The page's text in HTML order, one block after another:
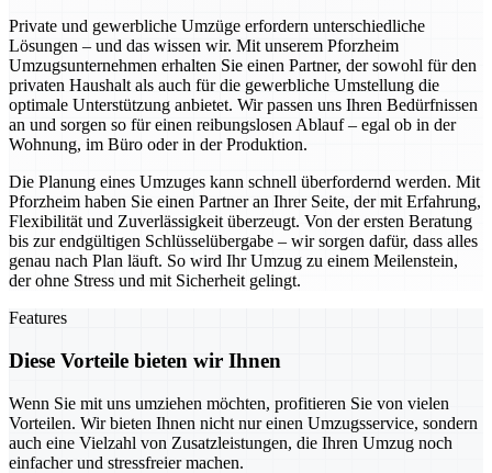
Private und gewerbliche Umzüge erfordern unterschiedliche
Lösungen – und das wissen wir. Mit unserem Pforzheim
Umzugsunternehmen erhalten Sie einen Partner, der sowohl für den
privaten Haushalt als auch für die gewerbliche Umstellung die
optimale Unterstützung anbietet. Wir passen uns Ihren Bedürfnissen
an und sorgen so für einen reibungslosen Ablauf – egal ob in der
Wohnung, im Büro oder in der Produktion.
Die Planung eines Umzuges kann schnell überfordernd werden. Mit
Pforzheim haben Sie einen Partner an Ihrer Seite, der mit Erfahrung,
Flexibilität und Zuverlässigkeit überzeugt. Von der ersten Beratung
bis zur endgültigen Schlüsselübergabe – wir sorgen dafür, dass alles
genau nach Plan läuft. So wird Ihr Umzug zu einem Meilenstein,
der ohne Stress und mit Sicherheit gelingt.
Features
Diese Vorteile bieten wir Ihnen
Wenn Sie mit uns umziehen möchten, profitieren Sie von vielen
Vorteilen. Wir bieten Ihnen nicht nur einen Umzugsservice, sondern
auch eine Vielzahl von Zusatzleistungen, die Ihren Umzug noch
einfacher und stressfreier machen.